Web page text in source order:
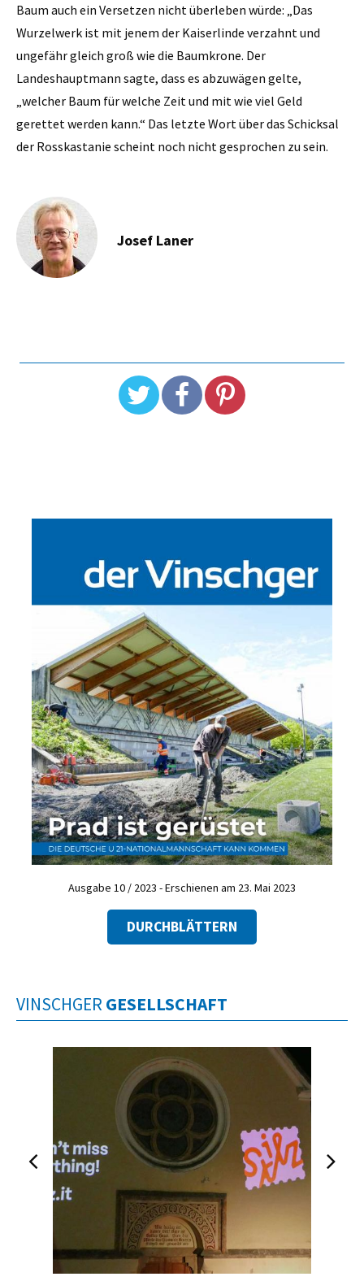
Baum auch ein Versetzen nicht überleben würde: „Das
Wurzelwerk ist mit jenem der Kaiserlinde verzahnt und
ungefähr gleich groß wie die Baumkrone. Der
Landeshauptmann sagte, dass es abzuwägen gelte,
„welcher Baum für welche Zeit und mit wie viel Geld
gerettet werden kann.“ Das letzte Wort über das Schicksal
der Rosskastanie scheint noch nicht gesprochen zu sein.
Josef Laner
Ausgabe 10 / 2023 - Erschienen am 23. Mai 2023
DURCHBLÄTTERN
VINSCHGER GESELLSCHAFT